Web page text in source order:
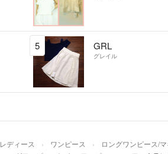
5 GRL
グレイル
レディース ワンピース ロングワンピース/